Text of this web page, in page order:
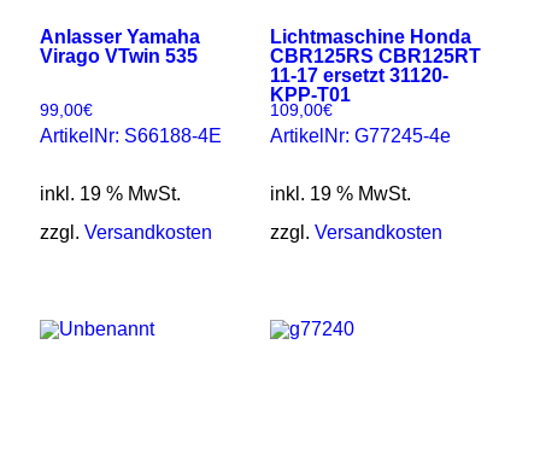
Anlasser Yamaha
Virago VTwin 535
99,00€
ArtikelNr: S66188-4E
inkl. 19 % MwSt.
zzgl. Versandkosten
Lichtmaschine Honda
CBR125RS CBR125RT
11-17 ersetzt 31120-
KPP-T01
109,00€
ArtikelNr: G77245-4e
inkl. 19 % MwSt.
zzgl. Versandkosten